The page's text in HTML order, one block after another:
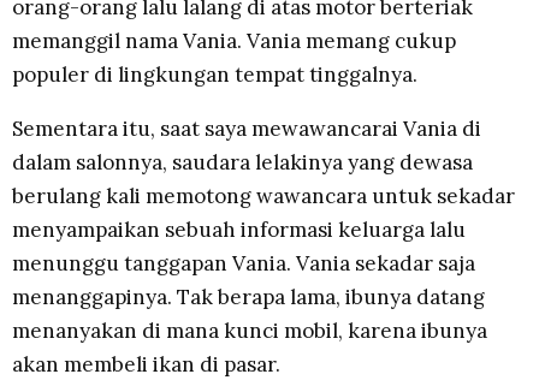
orang-orang lalu lalang di atas motor berteriak
memanggil nama Vania. Vania memang cukup
populer di lingkungan tempat tinggalnya.
Sementara itu, saat saya mewawancarai Vania di
dalam salonnya, saudara lelakinya yang dewasa
berulang kali memotong wawancara untuk sekadar
menyampaikan sebuah informasi keluarga lalu
menunggu tanggapan Vania. Vania sekadar saja
menanggapinya. Tak berapa lama, ibunya datang
menanyakan di mana kunci mobil, karena ibunya
akan membeli ikan di pasar.